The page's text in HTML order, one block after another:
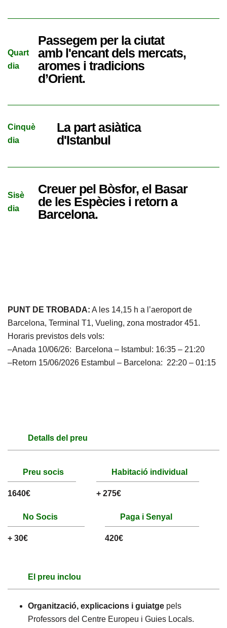
Quart
dia
Passegem per la ciutat
amb l'encant dels mercats,
aromes i tradicions
d’Orient.
Cinquè
dia
La part asiàtica
d'Istanbul
Sisè
dia
Creuer pel Bòsfor, el Basar
de les Espècies i retorn a
Barcelona.
PUNT DE TROBADA: A les 14,15 h a l’aeroport de
Barcelona, Terminal T1, Vueling, zona mostrador 451.
Horaris previstos dels vols:
–Anada 10/06/26: Barcelona – Istambul: 16:35 – 21:20
–Retorn 15/06/2026 Estambul – Barcelona: 22:20 – 01:15
Detalls del preu
Preu socis
1640€
Habitació individual
+ 275€
No Socis
+ 30€
Paga i Senyal
420€
El preu inclou
Organització, explicacions i guiatge pels
Professors del Centre Europeu i Guies Locals.